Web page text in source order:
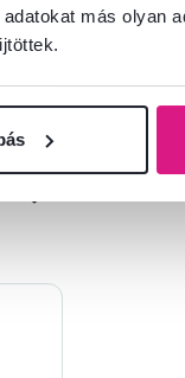
más olyan